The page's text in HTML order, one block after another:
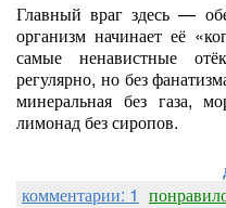
Главный враг здесь —
организм начинает её
самые ненавистные
регулярно, нобез
минеральная безгаза,
лимонадбезсиропов.
комментарии: 1